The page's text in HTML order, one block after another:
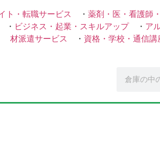
ト・転職サービス ・ 薬剤・医・看護師
・ ビジネス・起業・スキルアップ・ ア
材派遣サービス ・ 資格・学校・通信講